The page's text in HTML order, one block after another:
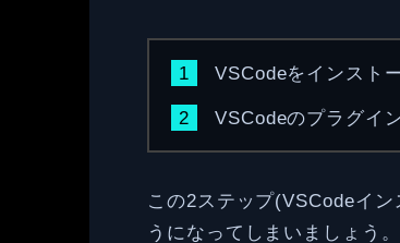
VSCodeをインスト
VSCodeのプラグイ
この2ステップ(VSCodeイ
うになってしまいましょう。